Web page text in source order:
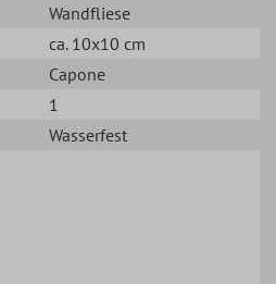
Wandfliese
ca. 10x10 cm
Capone
1
Wasserfest